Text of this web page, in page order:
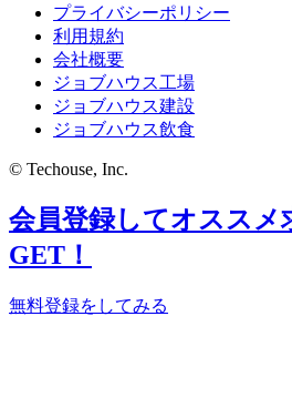
プライバシーポリシー
利用規約
会社概要
ジョブハウス工場
ジョブハウス建設
ジョブハウス飲食
© Techouse, Inc.
会員登録してオススメ
GET！
無料登録をしてみる